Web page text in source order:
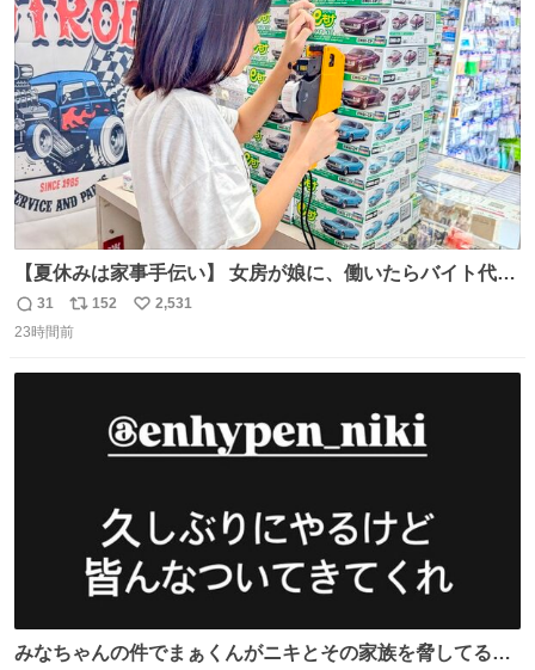
ト
数
数
【夏休みは家事手伝い】 女房が娘に、働いたらバイト代も
らえば？と言ったら、娘は、いらない、と言って黙々と働
いてくれました。 あとでソフトクリーム買ってやろうと思
返
信
31
リ
ポ
152
い
2,531
23時間前
みなちゃんの件でまぁくんがニキとその家族を脅してるけ